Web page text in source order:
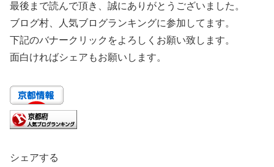
最後まで読んで頂き、誠にありがとうございました。
ブログ村、人気ブログランキングに参加してます。
下記のバナークリックをよろしくお願い致します。
面白ければシェアもお願いします。
シェアする